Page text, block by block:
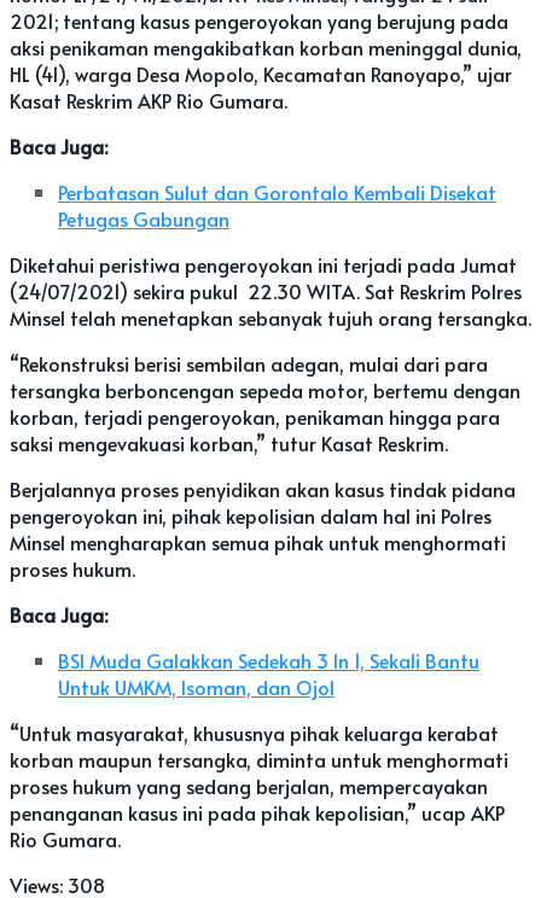
2021; tentang kasus pengeroyokan yang berujung pada
aksi penikaman mengakibatkan korban meninggal dunia,
HL (41), warga Desa Mopolo, Kecamatan Ranoyapo,” ujar
Kasat Reskrim AKP Rio Gumara.
Baca Juga:
Perbatasan Sulut dan Gorontalo Kembali Disekat
Petugas Gabungan
Diketahui peristiwa pengeroyokan ini terjadi pada Jumat
(24/07/2021) sekira pukul 22.30 WITA. Sat Reskrim Polres
Minsel telah menetapkan sebanyak tujuh orang tersangka.
“Rekonstruksi berisi sembilan adegan, mulai dari para
tersangka berboncengan sepeda motor, bertemu dengan
korban, terjadi pengeroyokan, penikaman hingga para
saksi mengevakuasi korban,” tutur Kasat Reskrim.
Berjalannya proses penyidikan akan kasus tindak pidana
pengeroyokan ini, pihak kepolisian dalam hal ini Polres
Minsel mengharapkan semua pihak untuk menghormati
proses hukum.
Baca Juga:
BSI Muda Galakkan Sedekah 3 In 1, Sekali Bantu
Untuk UMKM, Isoman, dan Ojol
“Untuk masyarakat, khususnya pihak keluarga kerabat
korban maupun tersangka, diminta untuk menghormati
proses hukum yang sedang berjalan, mempercayakan
penanganan kasus ini pada pihak kepolisian,” ucap AKP
Rio Gumara.
Views: 308